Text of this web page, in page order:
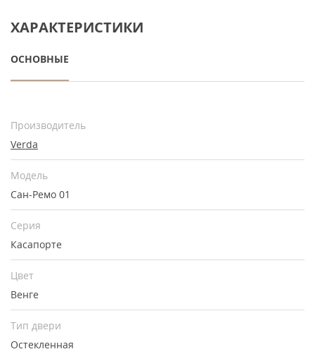
ХАРАКТЕРИСТИКИ
ОСНОВНЫЕ
Производитель
Verda
Модель
Сан-Ремо 01
Серия
Касапорте
Цвет
Венге
Тип двери
Остекленная